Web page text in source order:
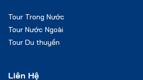
Tour Trong Nước
Tour Nước Ngoài
Tour Du thuyền
Liên Hệ